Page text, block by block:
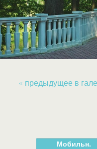
« предыдущее в
Мобильн.